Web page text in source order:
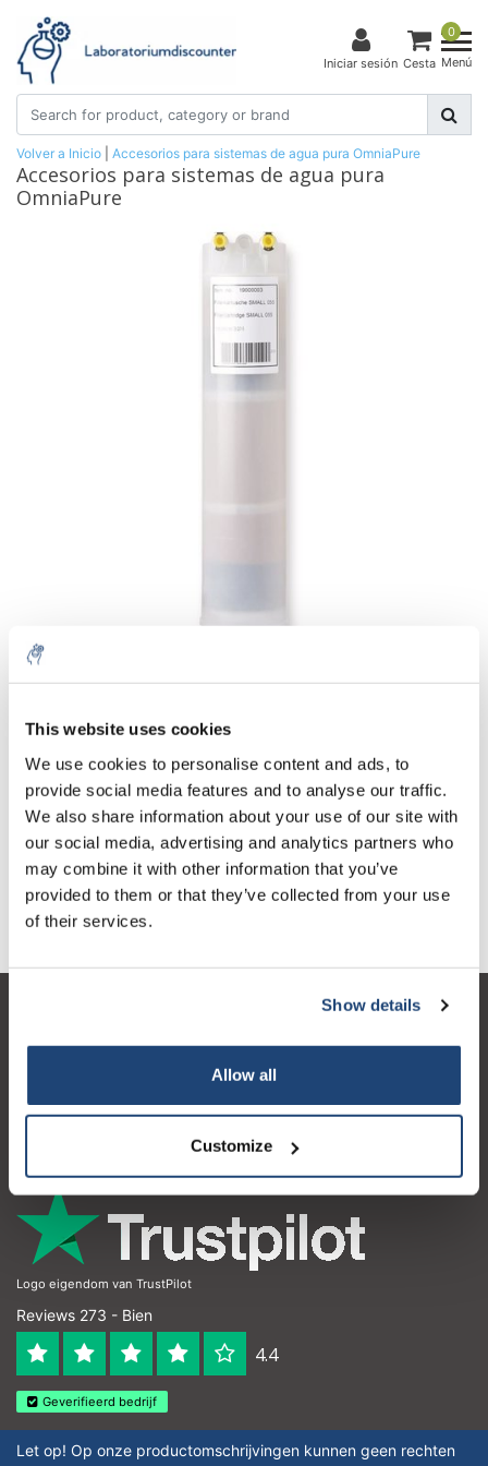
This website uses cookies
We use cookies to personalise content and ads, to
provide social media features and to analyse our traffic.
We also share information about your use of our site with
our social media, advertising and analytics partners who
may combine it with other information that you’ve
provided to them or that they’ve collected from your use
of their services.
Show details
Allow all
Customize
Iniciar sesión
0
Cesta Menú
Volver a Inicio Accesorios para sistemas de agua pura OmniaPure
Accesorios para sistemas de agua pura
OmniaPure
1 Pieza
IVA no
incluido
€381,60
IVA incluido
Añadir a la cesta
Información
Detalles de contacto
Logo eigendom van TrustPilot
Reviews 273 - Bien
4.4
Geverifieerd bedrijf
Let op! Op onze productomschrijvingen kunnen geen rechten